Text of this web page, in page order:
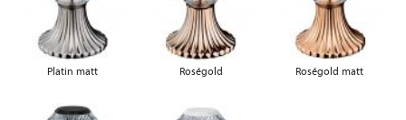
Platin matt Roségold Roségold matt